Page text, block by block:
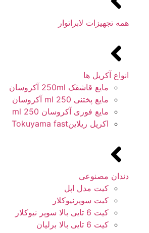
همه تجهیزات لابراتوار
انواع آکریل ها
مایع قاشقک 250ml آکروسان
مایع پختنی 250 ml آکروسان
مایع فوری آکروسان 250 ml
اکریل ریلاینTokuyama fast
دندان مصنوعی
کیت مدل اپل
کیت سوپرنیوکلار
کیت 6 تایی بالا سوپر نیوکلار
کیت 6 تایی بالا برلیان